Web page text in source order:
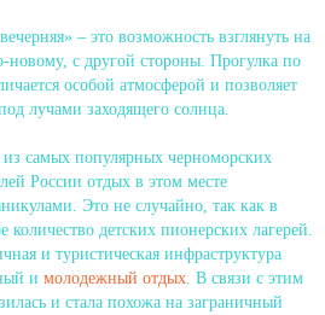
– это возможность взглянуть на
с другой стороны. Прогулка по
особой атмосферой и позволяет
лучами заходящего солнца.
самых популярных черноморских
России отдых в этом месте
Это не случайно, так как в
детских пионерских лагерей.
и туристическая инфраструктура
и молодежный отдых. В связи с этим
и стала похожа на заграничный